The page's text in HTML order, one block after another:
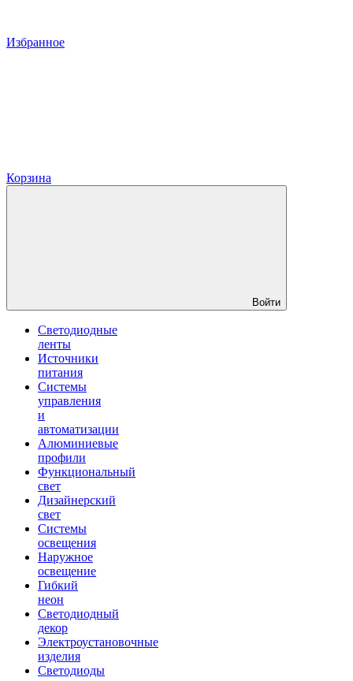
Избранное
Корзина
Войти
Светодиодные
ленты
Источники
питания
Системы
управления
и
автоматизации
Алюминиевые
профили
Функциональный
свет
Дизайнерский
свет
Системы
освещения
Наружное
освещение
Гибкий
неон
Светодиодный
декор
Электроустановочные
изделия
Светодиоды